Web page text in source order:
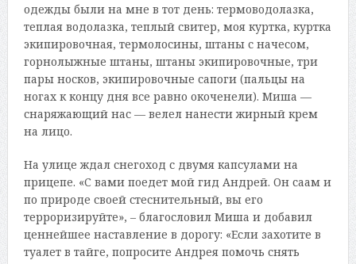
одежды были на мне в тот день: термоводолазка,
теплая водолазка, теплый свитер, моя куртка, куртка
экипировочная, термолосины, штаны с начесом,
горнолыжные штаны, штаны экипировочные, три
пары носков, экипировочные сапоги (пальцы на
ногах к концу дня все равно окоченели). Миша —
снаряжающий нас — велел нанести жирный крем
на лицо.
На улице ждал снегоход с двумя капсулами на
прицепе. «С вами поедет мой гид Андрей. Он саам и
по природе своей стеснительный, вы его
терроризируйте», – благословил Миша и добавил
ценнейшее наставление в дорогу: «Если захотите в
туалет в тайге, попросите Андрея помочь снять